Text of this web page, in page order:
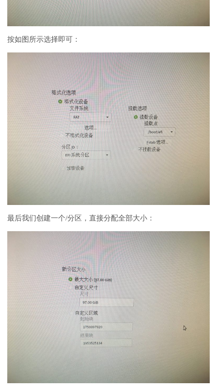
按如图所示选择即可：
最后我们创建一个/分区，直接分配全部大小：